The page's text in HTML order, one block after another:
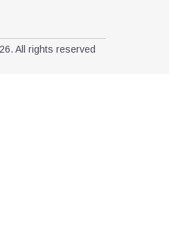
All rights reserved